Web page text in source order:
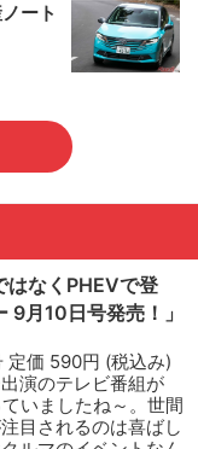
ート
はなくPHEVで登
9月10日号発売！」
定価 590円 (税込み)
演のテレビ番組が
いましたね～。世間
目されるのは喜ばし